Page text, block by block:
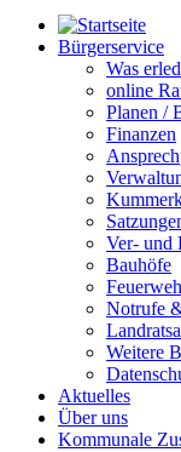
Bürgerservice
Was
online
Planen /
Finanzen
Ver- und
Bauhöfe
Notrufe
Weitere
Aktuelles
Über uns
Kommunale